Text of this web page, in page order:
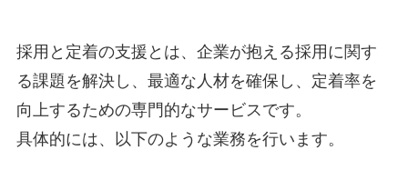
採用と定着の支援とは、企業が抱える採用に関す
る課題を解決し、最適な人材を確保し、定着率を
向上するための専門的なサービスです。
具体的には、以下のような業務を行います。